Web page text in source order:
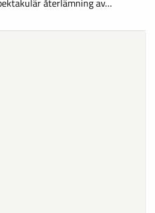
återlämning av…